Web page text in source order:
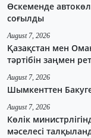
Өскеменде
соғылды
August 7, 2026
Қазақстан мен
тәртібін заңмен
August 7, 2026
Шымкенттен
August 7, 2026
Көлік
мәселесі